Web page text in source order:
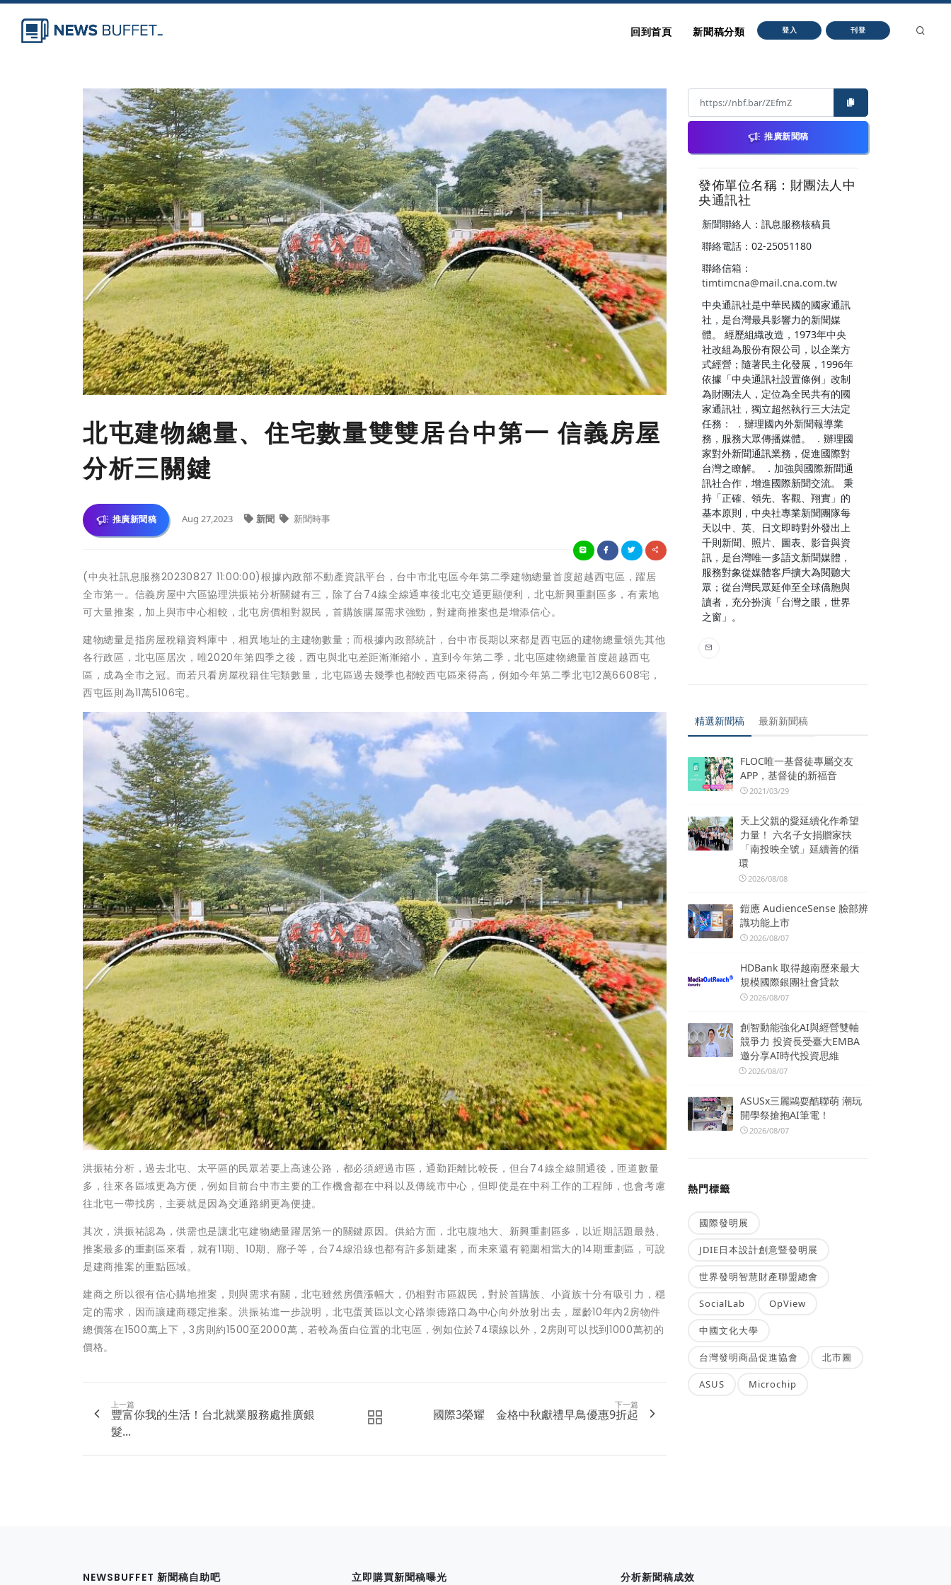
回到首頁 新聞稿分類 登入 刊登
北屯建物總量、住宅數量雙雙居台中第一 信義房屋
分析三關鍵
推廣新聞稿 Aug 27,2023 新聞 新聞時事
(中央社訊息服務20230827 11:00:00)根據內政部不動產資訊平台，台中市北屯區今年第二季建物總量首度超越西屯區，躍居
全市第一。信義房屋中六區協理洪振祐分析關鍵有三，除了台74線全線通車後北屯交通更顯便利，北屯新興重劃區多，有素地
可大量推案，加上與市中心相較，北屯房價相對親民，首購族購屋需求強勁，對建商推案也是增添信心。
建物總量是指房屋稅籍資料庫中，相異地址的主建物數量；而根據內政部統計，台中市長期以來都是西屯區的建物總量領先其他
各行政區，北屯區居次，唯2020年第四季之後，西屯與北屯差距漸漸縮小，直到今年第二季，北屯區建物總量首度超越西屯
區，成為全市之冠。而若只看房屋稅籍住宅類數量，北屯區過去幾季也都較西屯區來得高，例如今年第二季北屯12萬6608宅，
西屯區則為11萬5106宅。
洪振祐分析，過去北屯、太平區的民眾若要上高速公路，都必須經過市區，通勤距離比較長，但台74線全線開通後，匝道數量
多，往來各區域更為方便，例如目前台中市主要的工作機會都在中科以及傳統市中心，但即使是在中科工作的工程師，也會考慮
往北屯一帶找房，主要就是因為交通路網更為便捷。
其次，洪振祐認為，供需也是讓北屯建物總量躍居第一的關鍵原因。供給方面，北屯腹地大、新興重劃區多，以近期話題最熱、
推案最多的重劃區來看，就有11期、10期、廍子等，台74線沿線也都有許多新建案，而未來還有範圍相當大的14期重劃區，可說
是建商推案的重點區域。
建商之所以很有信心購地推案，則與需求有關，北屯雖然房價漲幅大，仍相對市區親民，對於首購族、小資族十分有吸引力，穩
定的需求，因而讓建商穩定推案。洪振祐進一步說明，北屯蛋黃區以文心路崇德路口為中心向外放射出去，屋齡10年內2房物件
總價落在1500萬上下，3房則約1500至2000萬，若較為蛋白位置的北屯區，例如位於74環線以外，2房則可以找到1000萬初的
價格。
上一篇
豐富你我的生活！台北就業服務處推廣銀
髮...
下一篇
國際3榮耀 金格中秋獻禮早鳥優惠9折起
推廣新聞稿
發佈單位名稱：財團法人中
央通訊社
新聞聯絡人：訊息服務核稿員
聯絡電話：02-25051180
聯絡信箱：
timtimcna@mail.cna.com.tw
中央通訊社是中華民國的國家通訊
社，是台灣最具影響力的新聞媒
體。 經歷組織改造，1973年中央
社改組為股份有限公司，以企業方
式經營；隨著民主化發展，1996年
依據「中央通訊社設置條例」改制
為財團法人，定位為全民共有的國
家通訊社，獨立超然執行三大法定
任務： ．辦理國內外新聞報導業
務，服務大眾傳播媒體。 ．辦理國
家對外新聞通訊業務，促進國際對
台灣之瞭解。 ．加強與國際新聞通
訊社合作，增進國際新聞交流。 秉
持「正確、領先、客觀、翔實」的
基本原則，中央社專業新聞團隊每
天以中、英、日文即時對外發出上
千則新聞、照片、圖表、影音與資
訊，是台灣唯一多語文新聞媒體，
服務對象從媒體客戶擴大為閱聽大
眾；從台灣民眾延伸至全球僑胞與
讀者，充分扮演「台灣之眼，世界
之窗」。
精選新聞稿 最新新聞稿
FLOC唯一基督徒專屬交友
APP，基督徒的新福音
2021/03/29
天上父親的愛延續化作希望
力量！ 六名子女捐贈家扶
「南投映全號」延續善的循
環
2026/08/08
鎧應 AudienceSense 臉部辨
識功能上市
2026/08/07
HDBank 取得越南歷來最大
規模國際銀團社會貸款
2026/08/07
創智動能強化AI與經營雙軸
競爭力 投資長受臺大EMBA
邀分享AI時代投資思維
2026/08/07
ASUSx三麗鷗耍酷聯萌 潮玩
開學祭搶抱AI筆電！
2026/08/07
熱門標籤
國際發明展
JDIE日本設計創意暨發明展
世界發明智慧財產聯盟總會
SocialLab OpView
中國文化大學
台灣發明商品促進協會 北市圖
ASUS Microchip
NEWSBUFFET 新聞稿自助吧 立即購買新聞稿曝光 分析新聞稿成效